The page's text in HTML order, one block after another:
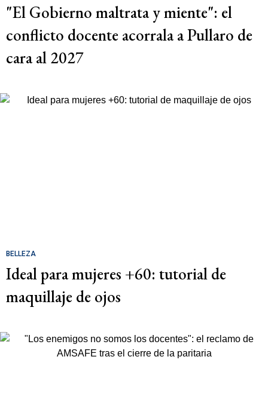
"El Gobierno maltrata y miente": el
conflicto docente acorrala a Pullaro de
cara al 2027
BELLEZA
Ideal para mujeres +60: tutorial de
maquillaje de ojos